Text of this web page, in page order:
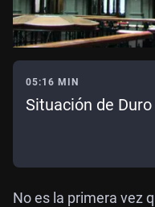
05:16 MIN
Situación de
No es la primera vez